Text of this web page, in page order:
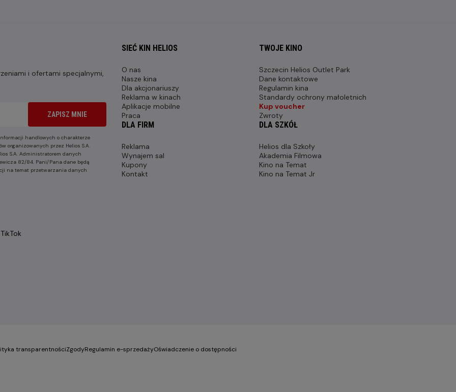
i ofertami specjalnymi,
ZAPISZ MNIE
handlowych o charakterze
organizowanych przez Helios S.A.
S.A. Administratorem danych
82/84. Pani/Pana dane będą
na temat przetwarzania danych
TikTok
SIEĆ KIN HELIOS
O nas
Nasze kina
Dla akcjonariuszy
Reklama w kinach
Aplikacje mobilne
Praca
TWOJE KINO
Szczecin Helios Outlet Park
Dane kontaktowe
Regulamin kina
Standardy ochrony małoletnich
Kup voucher
Zwroty
DLA FIRM
Reklama
Wynajem sal
Kupony
Kontakt
DLA SZKÓŁ
Helios dla Szkoły
Akademia Filmowa
Kino na Temat
Kino na Temat Jr
transparentnościZgodyRegulamin e-sprzedażyOświadczenie o dostępności